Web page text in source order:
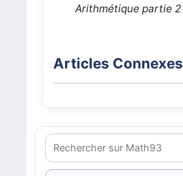
Arithmétique partie 2
Articles Connexes